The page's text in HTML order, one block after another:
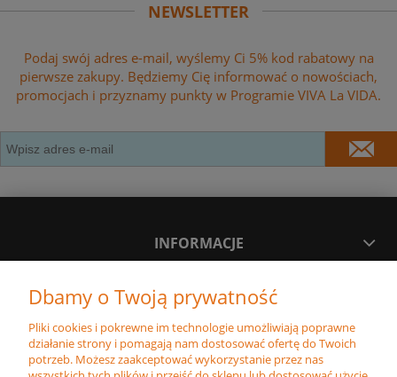
NEWSLETTER
Podaj swój adres e-mail, wyślemy Ci 5% kod rabatowy na
pierwsze zakupy. Będziemy Cię informować o nowościach,
promocjach i przyznamy punkty w Programie VIVA La VIDA.
INFORMACJE
MOJE KONTO
PŁATNOŚĆ I DOSTAWA
Dbamy o Twoją prywatność
Pliki cookies i pokrewne im technologie umożliwiają poprawne
działanie strony i pomagają nam dostosować ofertę do Twoich
potrzeb. Możesz zaakceptować wykorzystanie przez nas